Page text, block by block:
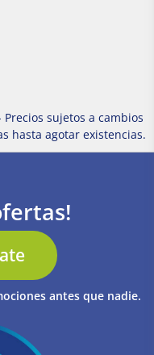
sujetos a cambios
hasta agotar existencias.
antes que nadie.